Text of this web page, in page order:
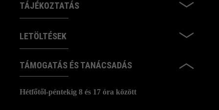
TÁJÉKOZTATÁS
LETÖLTÉSEK
TÁMOGATÁS ÉS TANÁCSADÁS
Hétfőtől-péntekig 8 és 17 óra között